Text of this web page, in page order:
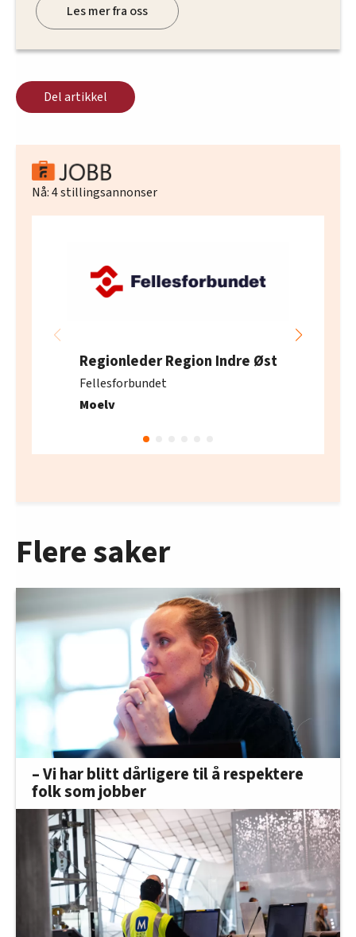
Les mer fra oss
Del artikkel
Nå:4stillingsannonser
Regionleder Region Indre Øst
Fellesforbundet
Moelv
Flere saker
– Vi har blitt dårligere til å respektere
folk som jobber